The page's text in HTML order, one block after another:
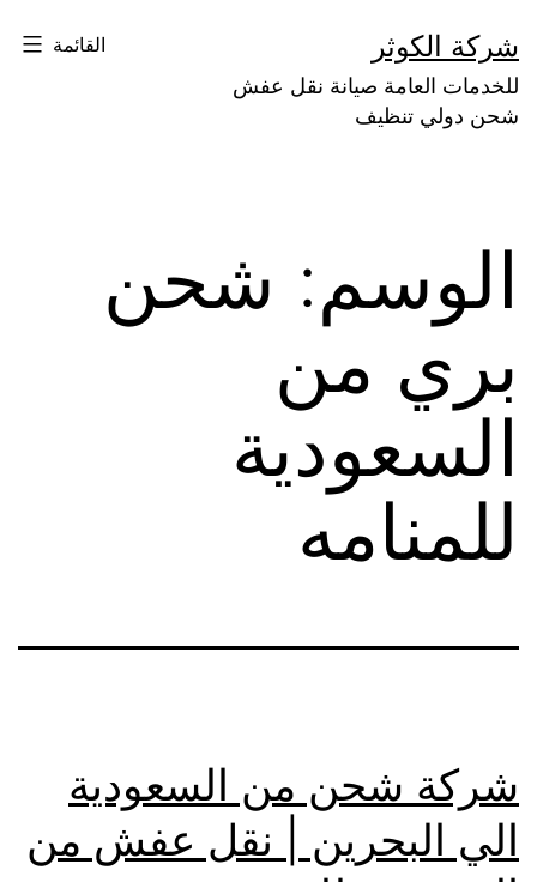
إلى
المحتوى
شركة الكوثر
للخدمات العامة صيانة نقل عفش
شحن دولي تنظيف
القائمة
الوسم: شحن
بري من
السعودية
للمنامه
شركة شحن من السعودية
الي البحرين | نقل عفش من